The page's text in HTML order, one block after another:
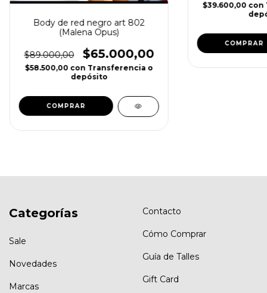
Body de red negro art 802
(Malena Opus)
$89.000,00 $65.000,00
$58.500,00 con Transferencia o
depósito
$39.600,00 con
COMPRAR
Categorías
Sale
Novedades
Marcas
Contacto
Cómo Comprar
Guía de Talles
Gift Card